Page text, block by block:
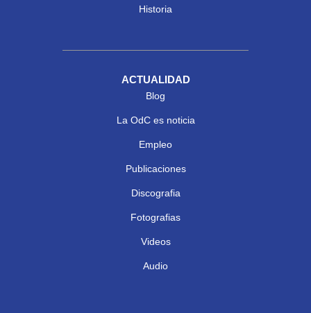
Historia
ACTUALIDAD
Blog
La OdC es noticia
Empleo
Publicaciones
Discografia
Fotografias
Videos
Audio